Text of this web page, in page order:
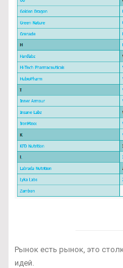
Рынок есть рынок, это
идей.